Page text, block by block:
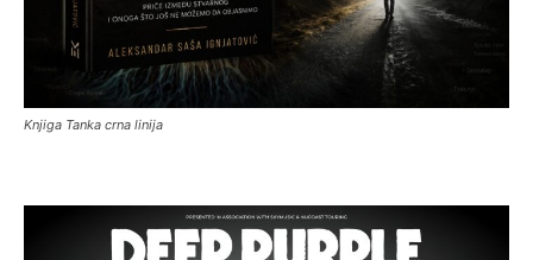
Knjiga Tanka crna linija